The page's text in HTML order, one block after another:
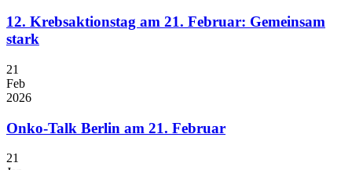
12. Krebsaktionstag am 21. Februar: Gemeinsam
stark
21
Feb
2026
Onko-Talk Berlin am 21. Februar
21